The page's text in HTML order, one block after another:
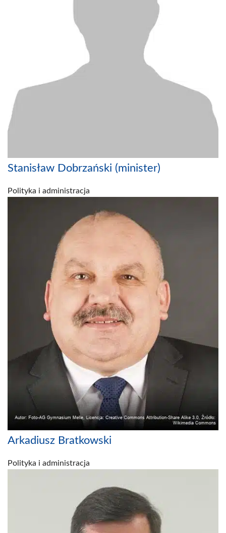
Stanisław Dobrzański (minister)
Polityka i administracja
Arkadiusz Bratkowski
Polityka i administracja